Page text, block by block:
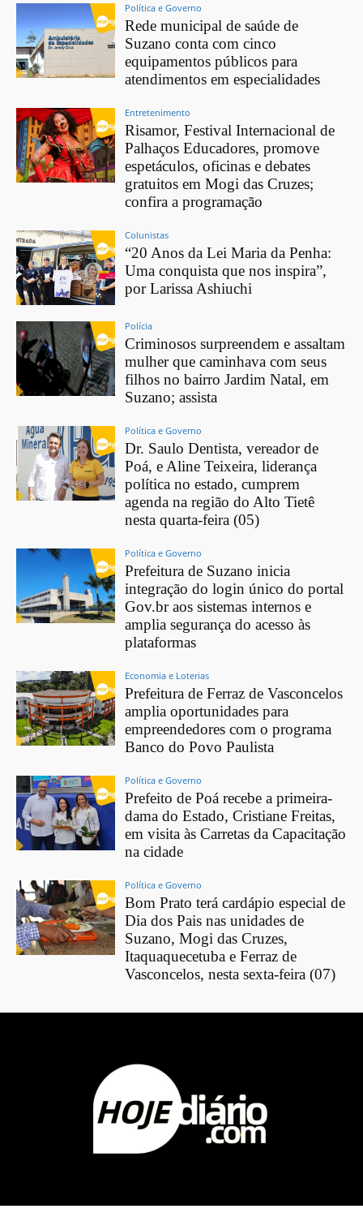
Política e Governo
Rede municipal de saúde de
Suzano conta com cinco
equipamentos públicos para
atendimentos em especialidades
Entretenimento
Risamor, Festival Internacional de
Palhaços Educadores, promove
espetáculos, oficinas e debates
gratuitos em Mogi das Cruzes;
confira a programação
Colunistas
“20 Anos da Lei Maria da Penha:
Uma conquista que nos inspira”,
por Larissa Ashiuchi
Polícia
Criminosos surpreendem e assaltam
mulher que caminhava com seus
filhos no bairro Jardim Natal, em
Suzano; assista
Política e Governo
Dr. Saulo Dentista, vereador de
Poá, e Aline Teixeira, liderança
política no estado, cumprem
agenda na região do Alto Tietê
nesta quarta-feira (05)
Política e Governo
Prefeitura de Suzano inicia
integração do login único do portal
Gov.br aos sistemas internos e
amplia segurança do acesso às
plataformas
Economia e Loterias
Prefeitura de Ferraz de Vasconcelos
amplia oportunidades para
empreendedores com o programa
Banco do Povo Paulista
Política e Governo
Prefeito de Poá recebe a primeira-
dama do Estado, Cristiane Freitas,
em visita às Carretas da Capacitação
na cidade
Política e Governo
Bom Prato terá cardápio especial de
Dia dos Pais nas unidades de
Suzano, Mogi das Cruzes,
Itaquaquecetuba e Ferraz de
Vasconcelos, nesta sexta-feira (07)